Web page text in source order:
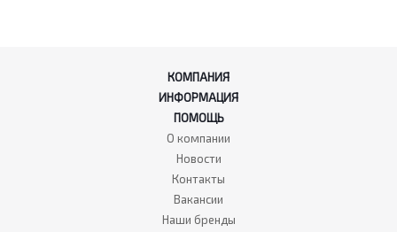
КОМПАНИЯ
ИНФОРМАЦИЯ
ПОМОЩЬ
О компании
Новости
Контакты
Вакансии
Наши бренды